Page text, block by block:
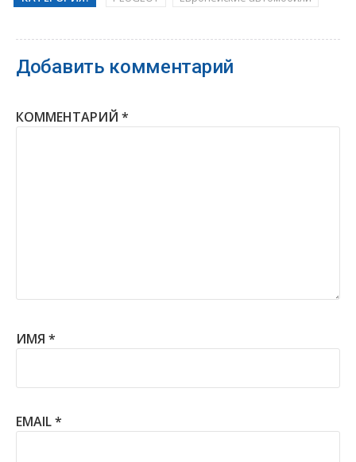
Добавить комментарий
КОММЕНТАРИЙ *
ИМЯ *
EMAIL*